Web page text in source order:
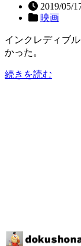
2019/05/
映画
インクレディブ
かった。
続きを読む